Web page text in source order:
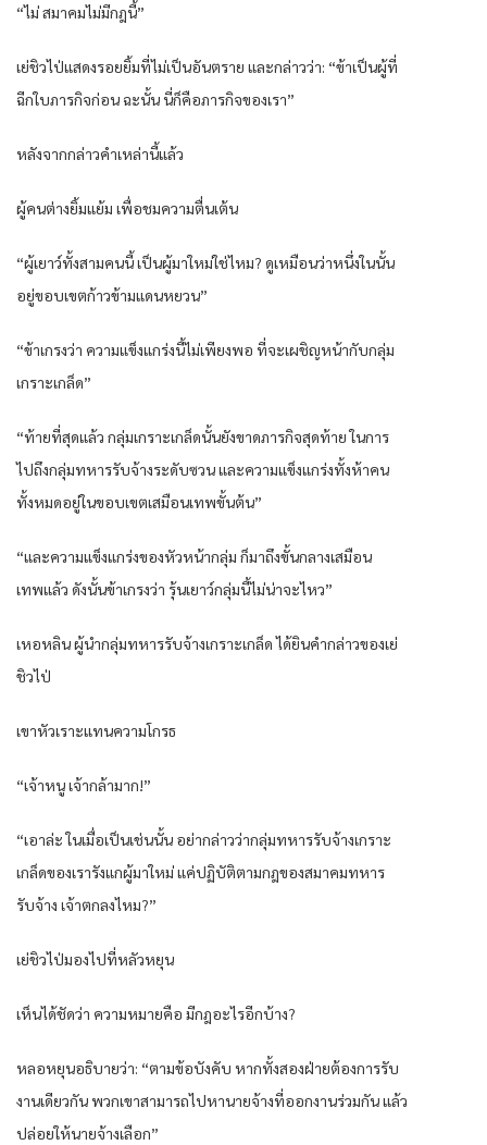
“ไม่ สมาคมไม่มีกฎนี้”
เย่ชิวไป่แสดงรอยยิ้มที่ไม่เป็นอันตราย และกล่าวว่า: “ข้าเป็นผู้ที่
ฉีกใบภารกิจก่อน ฉะนั้น นี่ก็คือภารกิจของเรา”
หลังจากกล่าวคำเหล่านี้แล้ว
ผู้คนต่างยิ้มแย้ม เพื่อชมความตื่นเต้น
“ผู้เยาว์ทั้งสามคนนี้ เป็นผู้มาใหม่ใช่ไหม? ดูเหมือนว่าหนึ่งในนั้น
อยู่ขอบเขตก้าวข้ามแดนหยวน”
“ข้าเกรงว่า ความแข็งแกร่งนี้ไม่เพียงพอ ที่จะเผชิญหน้ากับกลุ่ม
เกราะเกล็ด”
“ท้ายที่สุดแล้ว กลุ่มเกราะเกล็ดนั้นยังขาดภารกิจสุดท้าย ในการ
ไปถึงกลุ่มทหารรับจ้างระดับซวน และความแข็งแกร่งทั้งห้าคน
ทั้งหมดอยู่ในขอบเขตเสมือนเทพขั้นต้น”
“และความแข็งแกร่งของหัวหน้ากลุ่ม ก็มาถึงขั้นกลางเสมือน
เทพแล้ว ดังนั้นข้าเกรงว่า รุ้นเยาว์กลุ่มนี้ไม่น่าจะไหว”
เหอหลิน ผู้นำกลุ่มทหารรับจ้างเกราะเกล็ด ได้ยินคำกล่าวของเย่
ชิวไป่
เขาหัวเราะแทนความโกรธ
“เจ้าหนู เจ้ากล้ามาก!”
“เอาล่ะ ในเมื่อเป็นเช่นนั้น อย่ากล่าวว่ากลุ่มทหารรับจ้างเกราะ
เกล็ดของเรารังแกผู้มาใหม่ แค่ปฏิบัติตามกฎของสมาคมทหาร
รับจ้าง เจ้าตกลงไหม?”
เย่ชิวไป่มองไปที่หลัวหยุน
เห็นได้ชัดว่า ความหมายคือ มีกฎอะไรอีกบ้าง?
หลอหยุนอธิบายว่า: “ตามข้อบังคับ หากทั้งสองฝ่ายต้องการรับ
งานเดียวกัน พวกเขาสามารถไปหานายจ้างที่ออกงานร่วมกัน แล้ว
ปล่อยให้นายจ้างเลือก”